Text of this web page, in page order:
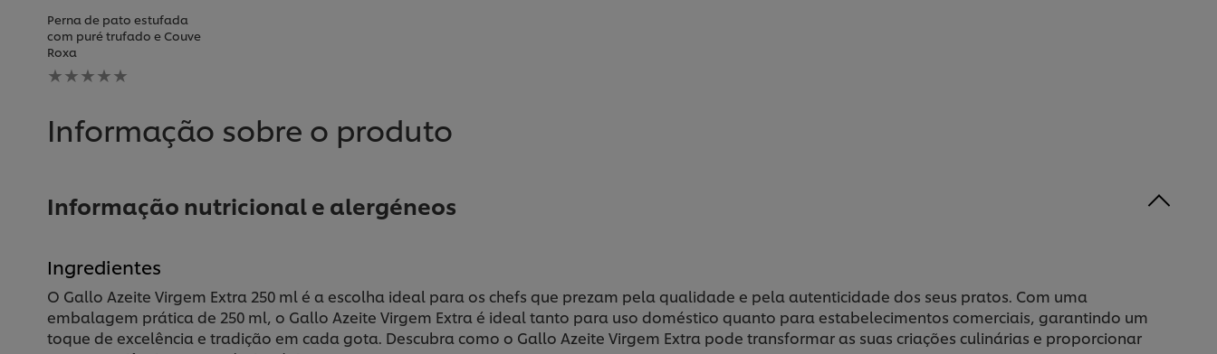
Perna de pato estufada
com puré trufado e Couve
Roxa
Nenhuma
avaliação
este
Informação sobre o produto
Informação nutricional e alergéneos
Ingredientes
O Gallo Azeite Virgem Extra 250 ml é a escolha ideal para os chefs que prezam pela qualidade e pela autenticidade dos seus pratos. Com uma
embalagem prática de 250 ml, o Gallo Azeite Virgem Extra é ideal tanto para uso doméstico quanto para estabelecimentos comerciais, garantindo um
toque de excelência e tradição em cada gota. Descubra como o Gallo Azeite Virgem Extra pode transformar as suas criações culinárias e proporcionar